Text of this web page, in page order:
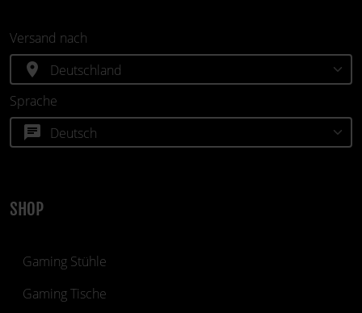
SHOP
Gaming Stühle
Gaming Tische
Versand nach
location_on
Sprache
chat